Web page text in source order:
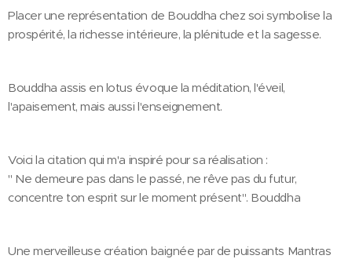
Placer une représentation de Bouddha chez soi symbolise la
prospérité, la richesse intérieure, la plénitude et la sagesse.
Bouddha assis en lotus évoque la méditation, l'éveil,
l'apaisement, mais aussi l'enseignement.
Voici la citation qui m'a inspiré pour sa réalisation :
" Ne demeure pas dans le passé, ne rêve pas du futur,
concentre ton esprit sur le moment présent". Bouddha
Une merveilleuse création baignée par de puissants Mantras